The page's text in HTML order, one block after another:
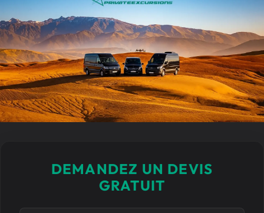
DEMANDEZ UN DEVIS
GRATUIT